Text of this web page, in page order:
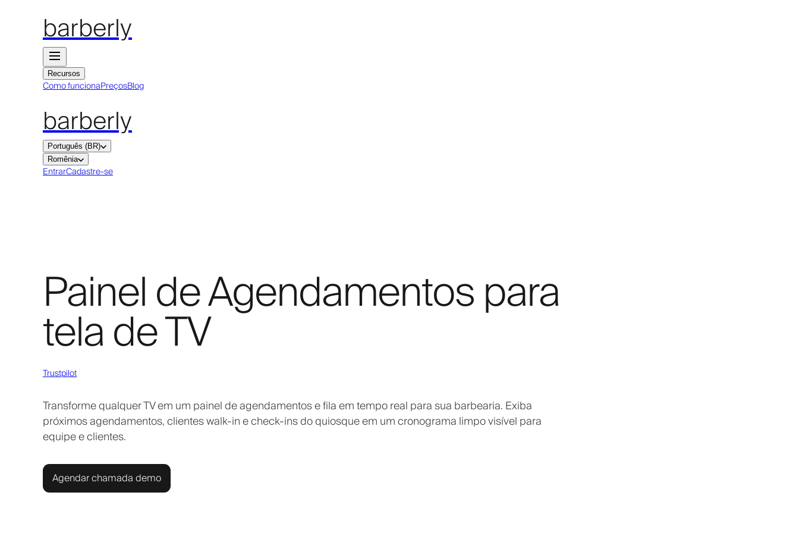
barberly
Recursos
Como funcionaPreçosBlog
barberly
Português (BR)
Romênia
EntrarCadastre-se
Painel de Agendamentos para
tela de TV
Trustpilot
Transforme qualquer TV em um painel de agendamentos e fila em tempo real para sua barbearia. Exiba
próximos agendamentos, clientes walk-in e check-ins do quiosque em um cronograma limpo visível para
equipe e clientes.
Agendar chamada demo